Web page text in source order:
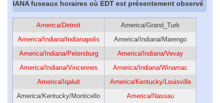
IANA fuseaux horaires où EDT est présentement observé
America/Detroit
America/Grand_Turk
America/Indiana/Indianapolis
America/Indiana/Marengo
America/Indiana/Petersburg
America/Indiana/Vevay
America/Indiana/Vincennes
America/Indiana/Winamac
America/Iqaluit
America/Kentucky/Louisville
America/Kentucky/Monticello
America/Nassau